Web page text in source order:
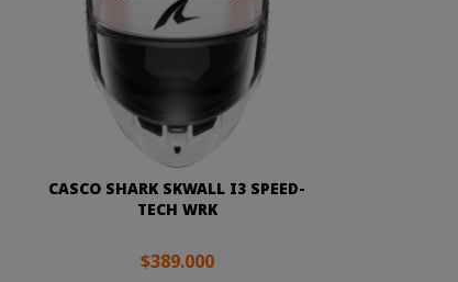
CASCO SHARK SKWALL I3 SPEED-
TECH WRK
$389.000